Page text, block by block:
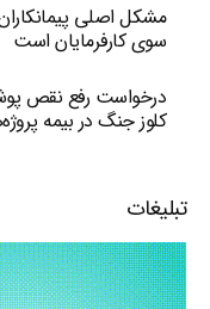
مشکل اصلی
سوی کارفرمایان است
درخواست رفع نقص
کلوز جنگ در بیمه
تبلیغات